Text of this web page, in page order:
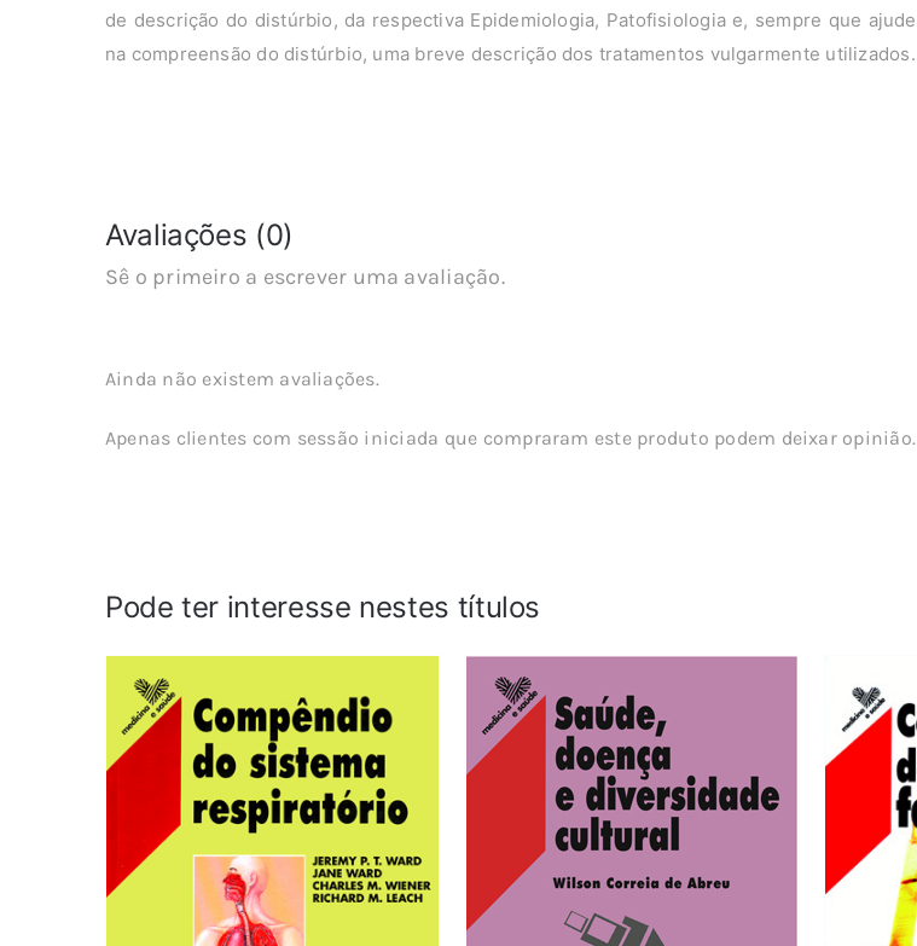
de descrição do distúrbio, da respectiva Epidemiologia, Patofisiologia e, sempre que ajude
na compreensão do distúrbio, uma breve descrição dos tratamentos vulgarmente utilizados.
Avaliações (0)
Sê o primeiro a escrever uma avaliação.
Ainda não existem avaliações.
Apenas clientes com sessão iniciada que compraram este produto podem deixar opinião.
Pode ter interesse nestes títulos